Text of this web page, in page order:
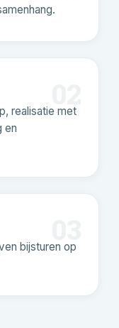
realisatie met
en
bijsturen op